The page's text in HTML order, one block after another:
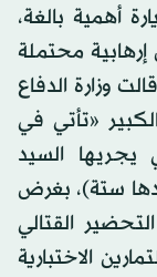
أهمية بالغة،
محتملة
وزارة الدفاع
«تأتي في
يجريها السيد
ستة)، بغرض
القتالي
الاختبارية